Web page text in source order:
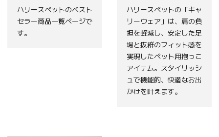
ハリースペットのベスト
セラー商品一覧ページで
す。
ハリースペットの「キャ
リーウェア」は、肩の負
担を軽減し、安定した足
場と抜群のフィット感を
実現したペット用抱っこ
アイテム。スタイリッシ
ュで機能的、快適なお出
かけを叶えます。